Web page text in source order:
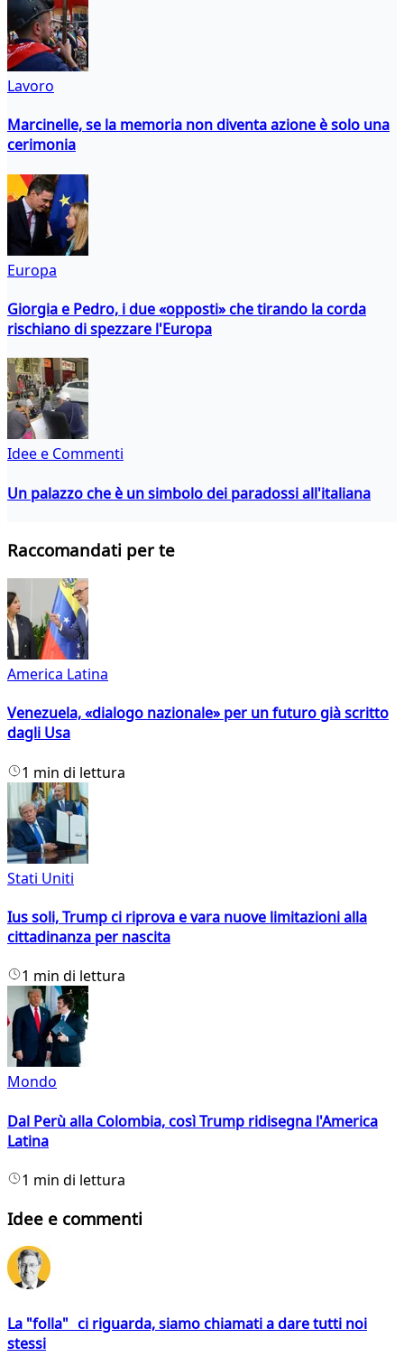
Lavoro
Marcinelle, se la memoria non diventa azione è solo una
cerimonia
Europa
Giorgia e Pedro, i due «opposti» che tirando la corda
rischiano di spezzare l'Europa
Idee e Commenti
Un palazzo che è un simbolo dei paradossi all'italiana
Raccomandati per te
America Latina
Venezuela, «dialogo nazionale» per un futuro già scritto
dagli Usa
1 min di lettura
Stati Uniti
Ius soli, Trump ci riprova e vara nuove limitazioni alla
cittadinanza per nascita
1 min di lettura
Mondo
Dal Perù alla Colombia, così Trump ridisegna l'America
Latina
1 min di lettura
Idee e commenti
La "folla" ci riguarda, siamo chiamati a dare tutti noi
stessi